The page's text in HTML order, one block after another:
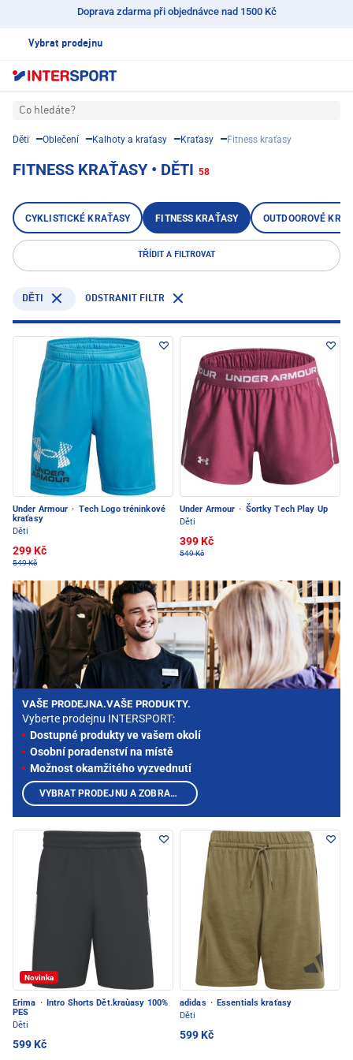
Doprava zdarma při objednávce nad 1500 Kč
Vybrat prodejnu
Co hledáte?
Děti Oblečení Kalhoty a kraťasy Kraťasy Fitness kraťasy
FITNESS KRAŤASY • DĚTI 58
CYKLISTICKÉ KRAŤASY FITNESS KRAŤASY OUTDOOROVÉ
TŘÍDIT A FILTROVAT
DĚTI ODSTRANIT FILTR
Under Armour · Tech Logo tréninkové
kraťasy
Děti
299 Kč
549 Kč
Under Armour · Šortky Tech Play Up
Děti
399 Kč
549 Kč
Novinka
Erima ·
Intro Shorts Dět.kraùasy 100%
PES
Děti
599 Kč
adidas · Essentials kraťasy
Děti
599 Kč
VAŠE PRODEJNA.VAŠE PRODUKTY.
Vyberte prodejnu INTERSPORT:
Dostupné produkty ve vašem okolí
Osobní poradenství na místě
Možnost okamžitého vyzvednutí
VYBRAT PRODEJNU A ZOBRAZIT PRODUKTY